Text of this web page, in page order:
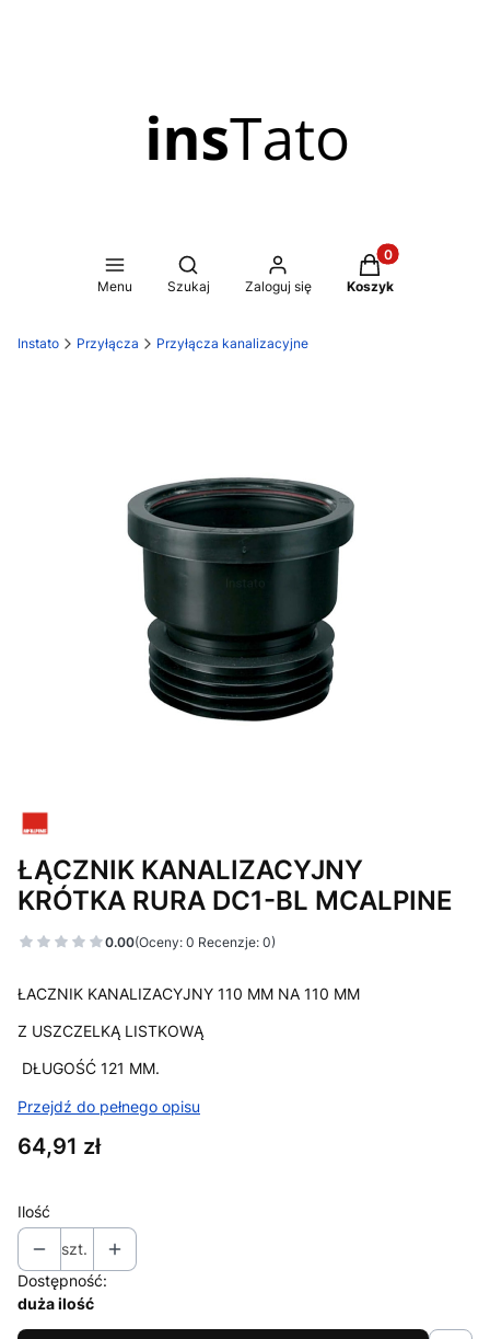
Menu
Otwórz wyszukiwarkę
Szukaj Zaloguj się
Produkty w
Koszyk
Instato Przyłącza Przyłącza kanalizacyjne
ŁĄCZNIK KANALIZACYJNY
KRÓTKA RURA DC1-BL MCALPINE
0.00(Oceny: 0 Recenzje: 0)
ŁACZNIK KANALIZACYJNY 110 MM NA 110 MM
Z USZCZELKĄ LISTKOWĄ
DŁUGOŚĆ 121 MM.
Przejdź do pełnego opisu
Cena
64,91 zł
Ilość
szt.
Dostępność:
duża ilość